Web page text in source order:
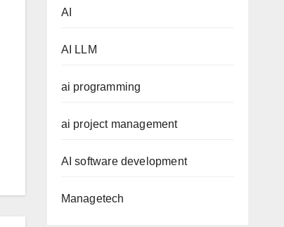
AI
AI LLM
ai programming
ai project management
AI software development
Managetech